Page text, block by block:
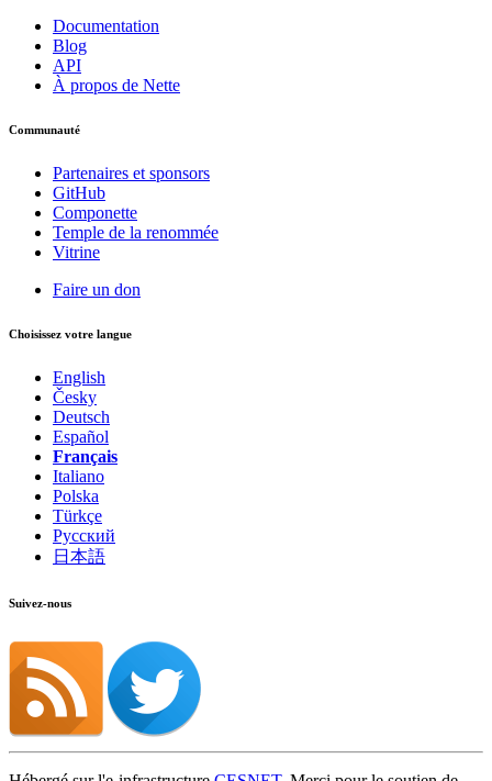
Documentation
Blog
API
À propos de Nette
Communauté
Partenaires et sponsors
GitHub
Componette
Temple de la renommée
Vitrine
Faire un don
Choisissez votre langue
English
Česky
Deutsch
Español
Français
Italiano
Polska
Türkçe
Русский
日本語
Suivez-nous